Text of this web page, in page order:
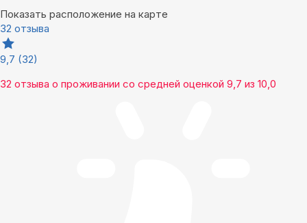
Показать расположение на карте
32 отзыва
9,7 (32)
32 отзыва о проживании со средней оценкой 9,7 из 10,0